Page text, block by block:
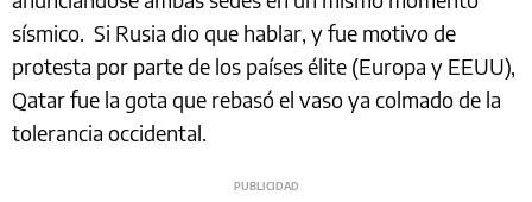
sísmico. Si Rusia dio que hablar, y fue motivo de
protesta por parte de los países élite (Europa y EEUU),
Qatar fue la gota que rebasó el vaso ya colmado de la
tolerancia occidental.